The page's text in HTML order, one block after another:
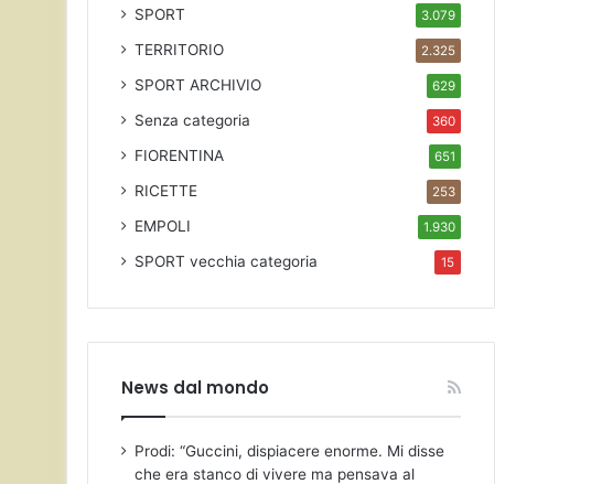
SPORT 3.079
TERRITORIO 2.325
SPORT ARCHIVIO 629
Senza categoria 360
FIORENTINA 651
RICETTE 253
EMPOLI 1.930
SPORTvecchia categoria 15
News dal mondo
Prodi: “Guccini, dispiacere enorme. Mi disse
che era stanco di vivere ma pensava al